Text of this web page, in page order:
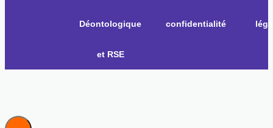
Déontologique
et RSE
confidentialité